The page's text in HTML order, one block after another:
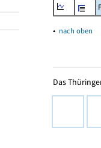
▴ nach oben
Das